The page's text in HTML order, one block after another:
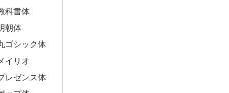
科書体
朝体
ゴシック体
イリオ
レゼンス体